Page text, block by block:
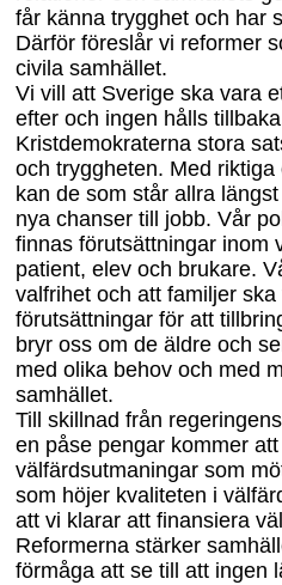
får känna trygghet och har
Därför föreslår vi reformer
civila samhället.
Vi vill att Sverige ska vara
efter och ingen hålls
Kristdemokraterna stora
och tryggheten. Med
kan de som står allra
nya chanser till jobb. Vår
finnas förutsättningar inom
patient, elev och brukare.
valfrihet och att familjer
förutsättningar för att
bryr oss om de äldre och
med olika behov och med
samhället.
Till skillnad från
en påse pengar kommer
välfärdsutmaningar som
som höjer kvaliteten i
att vi klarar att finansiera
Reformerna stärker
förmåga att se till att ingen